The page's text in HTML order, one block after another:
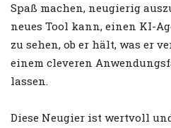
Spaß machen, neugierig
neues Tool kann, einen KI-
zu sehen, ob er hält, was er
einem cleveren
lassen.
Diese Neugier ist wertvoll